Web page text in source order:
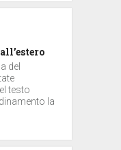
del
testo
la